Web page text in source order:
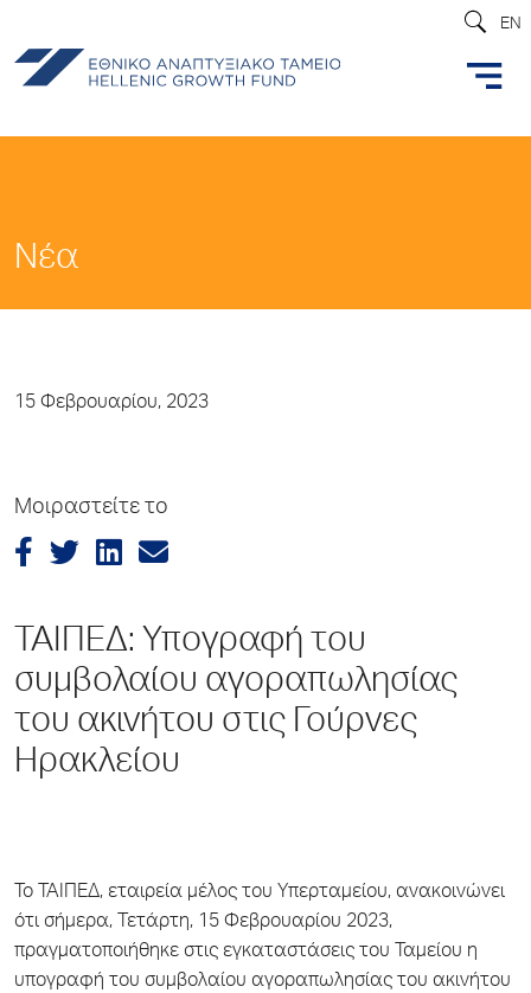
EN
Νέα
15 Φεβρουαρίου, 2023
Μοιραστείτε το
ΤΑΙΠΕΔ: Υπογραφή του
συμβολαίου αγοραπωλησίας
του ακινήτου στις Γούρνες
Ηρακλείου
Το ΤΑΙΠΕΔ, εταιρεία μέλος του Υπερταμείου, ανακοινώνει
ότι σήμερα, Τετάρτη, 15 Φεβρουαρίου 2023,
πραγματοποιήθηκε στις εγκαταστάσεις του Ταμείου η
υπογραφή του συμβολαίου αγοραπωλησίας του ακινήτου